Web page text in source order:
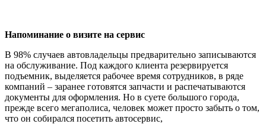
Напоминание о визите на сервис
В 98% случаев автовладельцы предварительно записываются
на обслуживание. Под каждого клиента резервируется
подъемник, выделяется рабочее время сотрудников, в ряде
компаний – заранее готовятся запчасти и распечатываются
документы для оформления. Но в суете большого города,
прежде всего мегаполиса, человек может просто забыть о том,
что он собирался посетить автосервис,